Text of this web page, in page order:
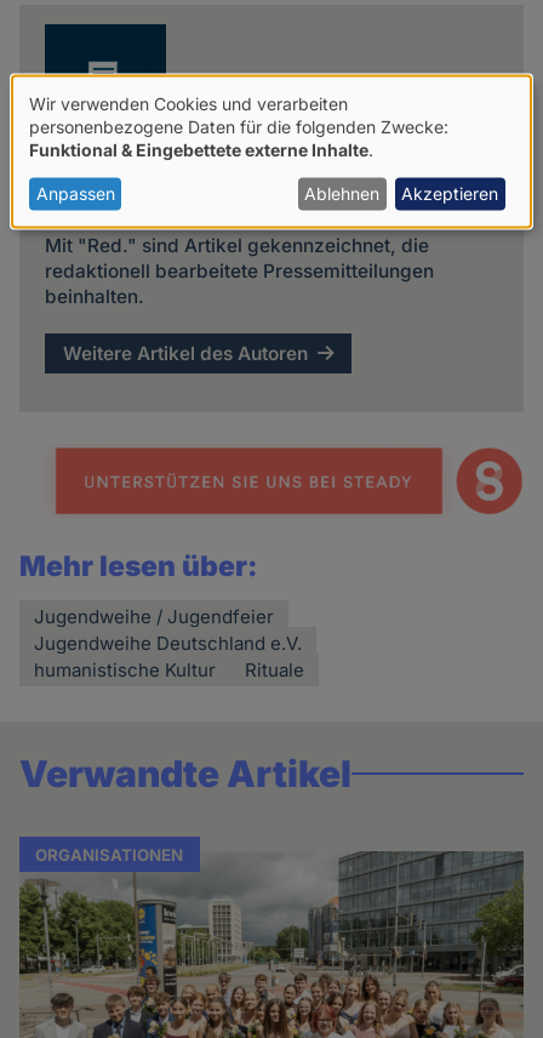
Red.
Mit "Red." sind Artikel gekennzeichnet, die
redaktionell bearbeitete Pressemitteilungen
beinhalten.
Weitere Artikel des Autoren
Mehr lesen über:
Jugendweihe / Jugendfeier
Jugendweihe Deutschland e.V.
humanistische Kultur
Rituale
Verwandte Artikel
ORGANISATIONEN
Verwendung
von
personenbezogenen
Daten
und
Cookies
Wir verwenden Cookies und verarbeiten
personenbezogene Daten für die folgenden Zwecke:
Funktional & Eingebettete externe Inhalte
Anpassen Ablehnen Akzeptieren